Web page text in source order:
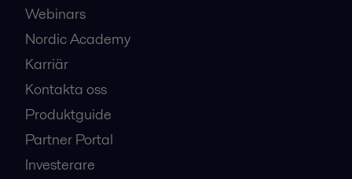
Webinars
Nordic Academy
Karriär
Kontakta oss
Produktguide
Partner Portal
Investerare